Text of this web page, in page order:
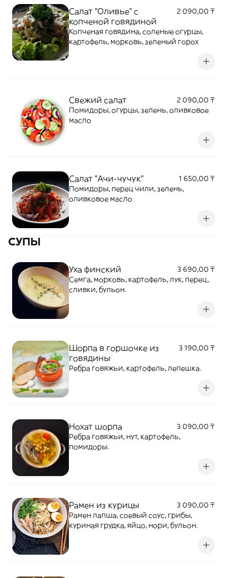
Салат "Оливье" с
копченой говядиной
2 090,00 ₸
Копченая говядина, соленые огурцы,
картофель, морковь, зеленый горох
Свежий салат
2 090,00 ₸
Помидоры, огурцы, зелень, оливковое
масло
Салат "Ачи-чучук"
1 650,00 ₸
Помидоры, перец чили, зелень,
оливковое масло
СУПЫ
Уха финский
3 690,00 ₸
Семга, морковь, картофель, лук, перец,
сливки, бульон.
Шорпа в горшочке из
говядины
3 190,00 ₸
Ребра говяжьи, картофель, лепешка.
Нохат шорпа
3 090,00 ₸
Ребра говяжьи, нут, картофель,
помидоры.
Рамен из курицы
3 090,00 ₸
Рамен лапша, соевый соус, грибы,
куриная грудка, яйцо, нори, бульон.